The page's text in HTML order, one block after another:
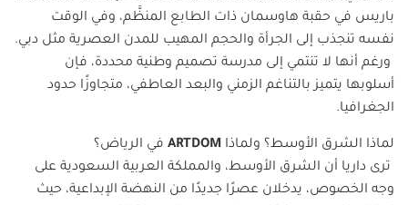
باريس في حقبة هاوسمان ذات الطابع المنظَّم، وفي الوقت
نفسه تنجذب إلى الجرأة والحجم المهيب للمدن العصرية مثل دبي.
ورغم أنها لا تنتمي إلى مدرسة تصميم وطنية محددة، فإن
أسلوبها يتميز بالتناغم الزمني والبعد العاطفي، متجاوزًا حدود
الجغرافيا.
لماذا الشرق الأوسط؟ ولماذا ARTDOM في الرياض؟
ترى داريا أن الشرق الأوسط، والمملكة العربية السعودية على
وجه الخصوص، يدخلان عصرًا جديدًا من النهضة الإبداعية، حيث